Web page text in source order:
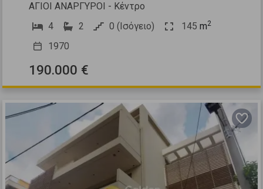
ΑΓΙΟΙ ΑΝΑΡΓΥΡΟΙ - Κέντρο
4
2 0 (Ισόγειο) 145 m2
1970
190.000 €